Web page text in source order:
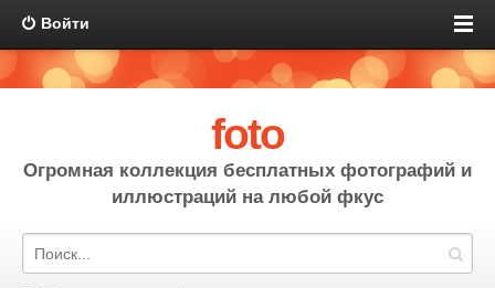
Войти
foto
Огромная коллекция бесплатных фотографий и
иллюстраций на любой фкус